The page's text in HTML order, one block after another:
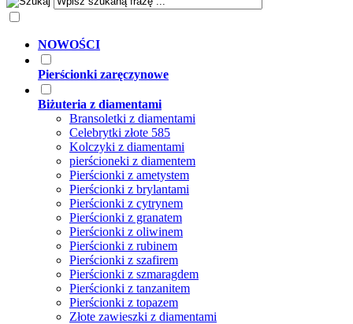
NOWOŚCI
Pierścionki zaręczynowe
Biżuteria z diamentami
Bransoletki z diamentami
Celebrytki złote 585
Kolczyki z diamentami
pierścioneki z diamentem
Pierścionki z ametystem
Pierścionki z brylantami
Pierścionki z cytrynem
Pierścionki z granatem
Pierścionki z oliwinem
Pierścionki z rubinem
Pierścionki z szafirem
Pierścionki z szmaragdem
Pierścionki z tanzanitem
Pierścionki z topazem
Złote zawieszki z diamentami